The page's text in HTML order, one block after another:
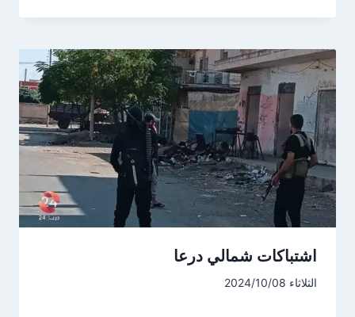
اشتباكات شمالي درعا
الثلاثاء 2024/10/08